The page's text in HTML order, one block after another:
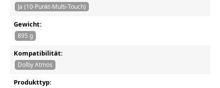
Ja (10-Punkt-Multi-Touch)
Gewicht:
895 g
Kompatibilität:
Dolby Atmos
Produkttyp: